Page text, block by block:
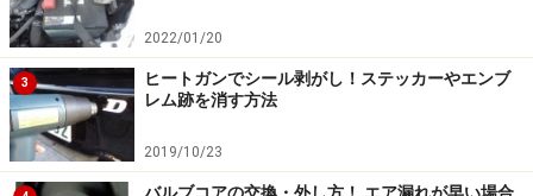
2022/01/20
3
ヒートガンでシール剥がし！ステッカーやエンブ
レム跡を消す方法
2019/10/23